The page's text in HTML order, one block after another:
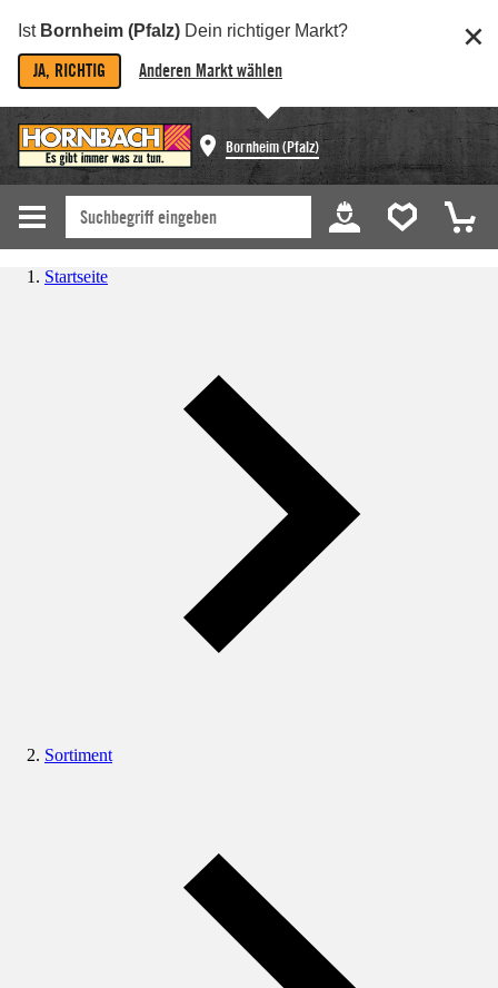
Ist Bornheim (Pfalz) Dein richtiger Markt?
JA, RICHTIG Anderen Markt wählen
Bornheim (Pfalz)
Startseite
Sortiment